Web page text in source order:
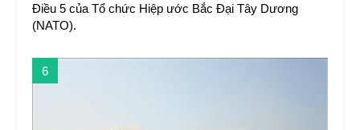
Điều 5 của Tổ chức Hiệp ước Bắc Đại Tây Dương
(NATO).
6